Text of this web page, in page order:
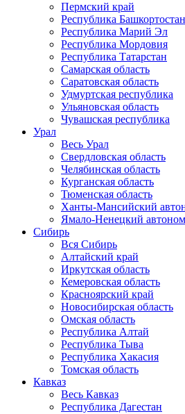
Пермский край
Республика Башкортостан
Республика Марий Эл
Республика Мордовия
Республика Татарстан
Самарская область
Саратовская область
Удмуртская республика
Ульяновская область
Чувашская республика
Урал
Весь Урал
Свердловская область
Челябинская область
Курганская область
Тюменская область
Ханты-Мансийский
Ямало-Ненецкий
Сибирь
Вся Сибирь
Алтайский край
Иркутская область
Кемеровская область
Красноярский край
Новосибирская область
Омская область
Республика Алтай
Республика Тыва
Республика Хакасия
Томская область
Кавказ
Весь Кавказ
Республика Дагестан